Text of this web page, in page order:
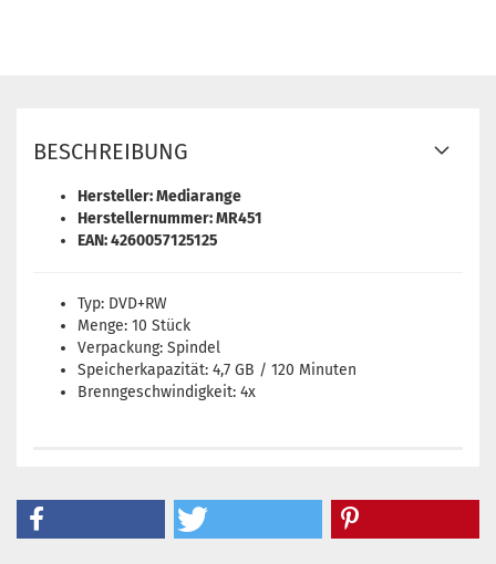
BESCHREIBUNG
Hersteller: Mediarange
Herstellernummer: MR451
EAN: 4260057125125
Typ: DVD+RW
Menge: 10 Stück
Verpackung: Spindel
Speicherkapazität: 4,7 GB / 120 Minuten
Brenngeschwindigkeit: 4x